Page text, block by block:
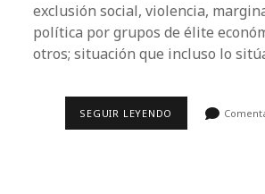
exclusión social, violencia,
política por grupos de élite
otros; situación que incluso lo
SEGUIR LEYENDO PORQUÉ